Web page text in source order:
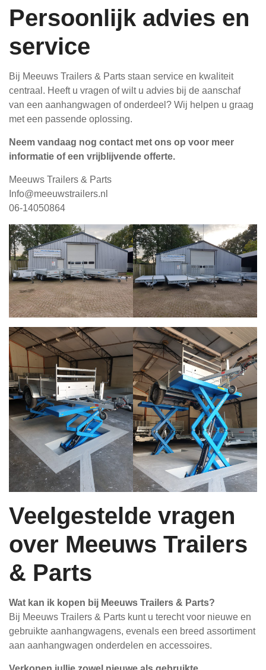
Persoonlijk advies en
service
Bij Meeuws Trailers & Parts staan service en kwaliteit
centraal. Heeft u vragen of wilt u advies bij de aanschaf
van een aanhangwagen of onderdeel? Wij helpen u graag
met een passende oplossing.
Neem vandaag nog contact met ons op voor meer
informatie of een vrijblijvende offerte.
Meeuws Trailers & Parts
Info@meeuwstrailers.nl
06-14050864
Veelgestelde vragen
over Meeuws Trailers
& Parts
Wat kan ik kopen bij Meeuws Trailers & Parts?
Bij Meeuws Trailers & Parts kunt u terecht voor nieuwe en
gebruikte aanhangwagens, evenals een breed assortiment
aan aanhangwagen onderdelen en accessoires.